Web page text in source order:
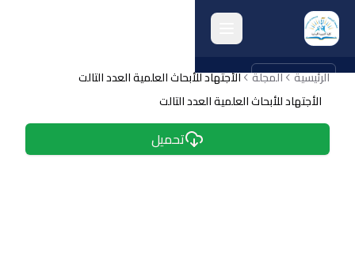
english
الرئيسية
انشطة الكلية
الرئيسية المجلة الأجتهاد للأبحاث العلمية العدد التالت
الأجتهاد للأبحاث العلمية العدد التالت
تحميل